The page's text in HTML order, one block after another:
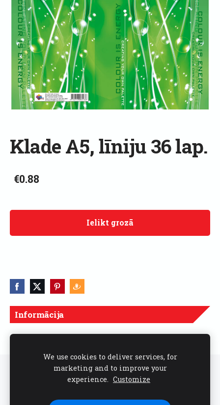
Informācija
Cenas norādītas ar PVN
Klade A5, līniju 36 lap.
€0.88
Ielikt grozā
Sīkdatnes
Seko mums sociālajos tīklos
We use cookies to deliver services, for
marketing and to improve your
experience. Customize